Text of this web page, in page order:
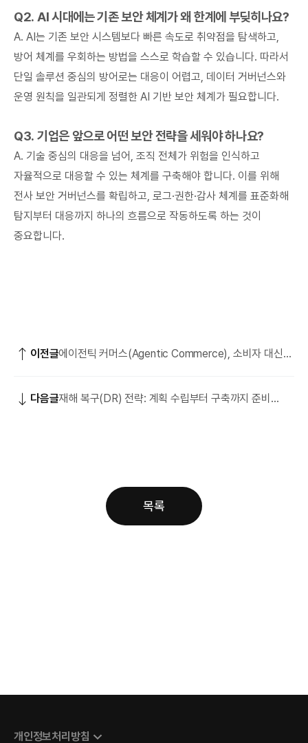
Q2. AI 시대에는 기존 보안 체계가 왜 한계에 부딪히나요?
A. AI는 기존 보안 시스템보다 빠른 속도로 취약점을 탐색하고,
방어 체계를 우회하는 방법을 스스로 학습할 수 있습니다. 따라서
단일 솔루션 중심의 방어로는 대응이 어렵고, 데이터 거버넌스와
운영 원칙을 일관되게 정렬한 AI 기반 보안 체계가 필요합니다.
Q3. 기업은 앞으로 어떤 보안 전략을 세워야 하나요?
A. 기술 중심의 대응을 넘어, 조직 전체가 위험을 인식하고
자율적으로 대응할 수 있는 체계를 구축해야 합니다. 이를 위해
전사 보안 거버넌스를 확립하고, 로그·권한·감사 체계를 표준화해
탐지부터 대응까지 하나의 흐름으로 작동하도록 하는 것이
중요합니다.
이전글에이전틱 커머스(Agentic Commerce), 소비자 대신
다음글재해 복구(DR) 전략: 계획 수립부터 구축까지 준비
목록
개인정보처리방침